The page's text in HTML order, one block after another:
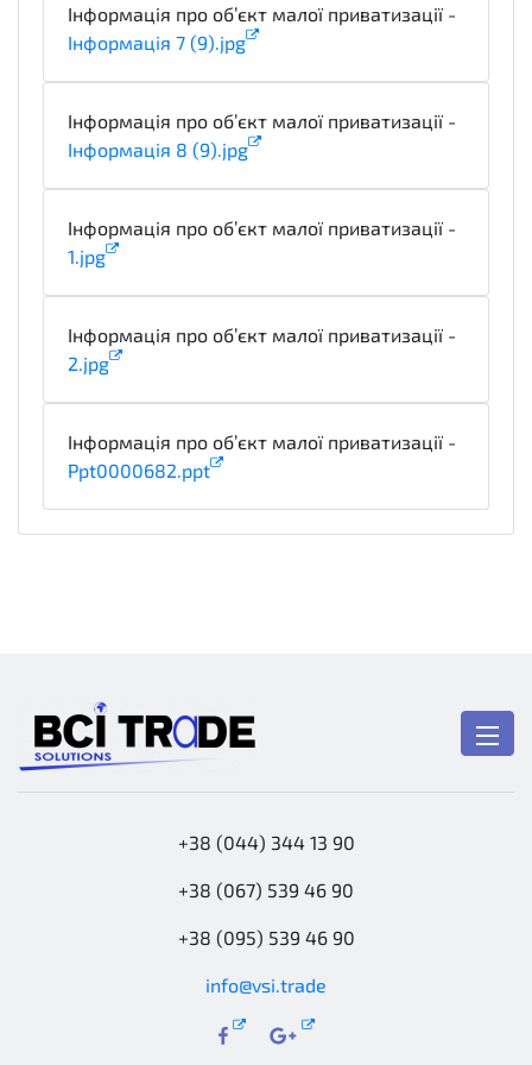
Інформація про об’єкт малої приватизації -
Інформація 7 (9).jpg
Інформація про об’єкт малої приватизації -
Інформація 8 (9).jpg
Інформація про об’єкт малої приватизації -
1.jpg
Інформація про об’єкт малої приватизації -
2.jpg
Інформація про об’єкт малої приватизації -
Ppt0000682.ppt
+38 (044) 344 13 90
+38 (067) 539 46 90
+38 (095) 539 46 90
info@vsi.trade